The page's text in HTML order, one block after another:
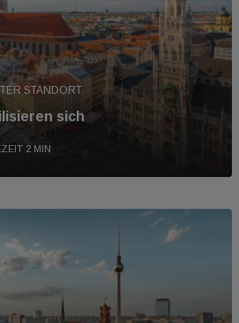
STANDORT
sich
2 MIN